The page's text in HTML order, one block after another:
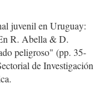
juvenil en Uruguay:
R. Abella & D.
peligroso" (pp. 35-
de Investigación